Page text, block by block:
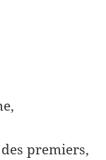
premiers,